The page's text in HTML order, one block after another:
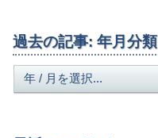
過去の記事: 年月分類